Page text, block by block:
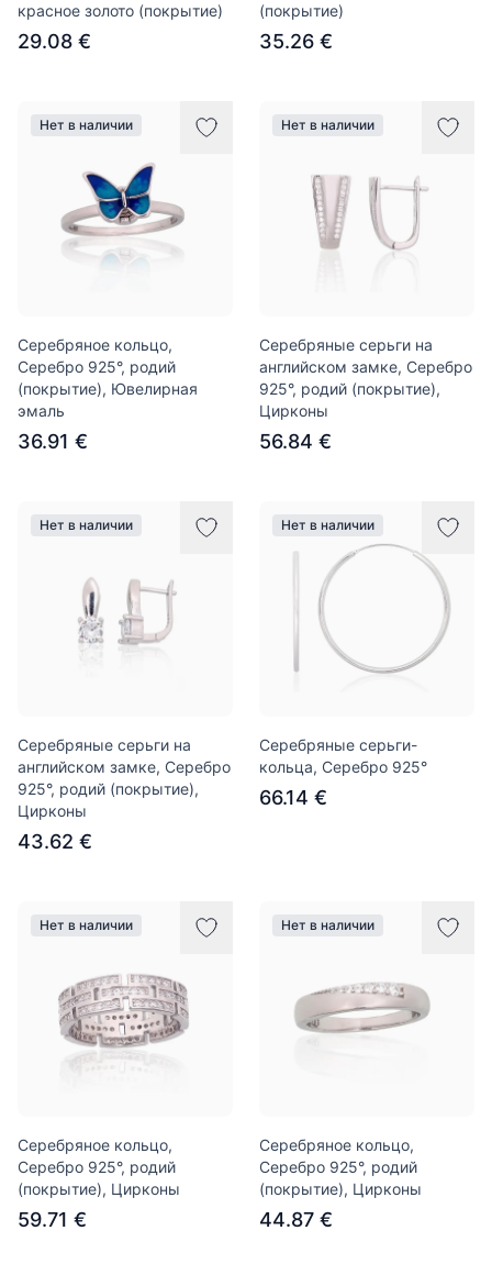
красное золото (покрытие)
29.08 €
(покрытие)
35.26 €
Нет в наличии
Серебряное кольцо,
Серебро 925°, родий
(покрытие), Ювелирная
эмаль
36.91 €
Нет в наличии
Серебряные серьги на
английском замке, Серебро
925°, родий (покрытие),
Цирконы
56.84 €
Нет в наличии
Серебряные серьги на
английском замке, Серебро
925°, родий (покрытие),
Цирконы
43.62 €
Нет в наличии
Серебряные серьги-
кольца, Серебро 925°
66.14 €
Нет в наличии
Серебряное кольцо,
Серебро 925°, родий
(покрытие), Цирконы
59.71 €
Нет в наличии
Серебряное кольцо,
Серебро 925°, родий
(покрытие), Цирконы
44.87 €